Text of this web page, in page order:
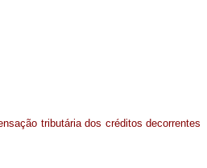
tributária dos créditos decorrentes